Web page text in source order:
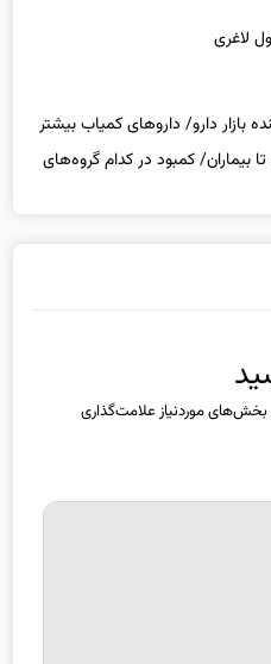
بیماران/ کمبود در کدام گروه‌های
بخش‌های موردنیاز علامت‌گذاری